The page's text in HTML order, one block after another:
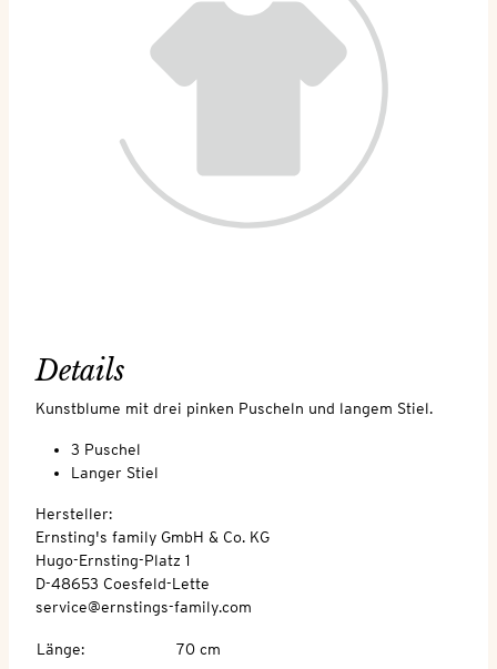
Details
Kunstblume mit drei pinken Puscheln und langem Stiel.
3 Puschel
Langer Stiel
Hersteller:
Ernsting's family GmbH & Co. KG
Hugo-Ernsting-Platz 1
D-48653 Coesfeld-Lette
service@ernstings-family.com
Länge: 70 cm